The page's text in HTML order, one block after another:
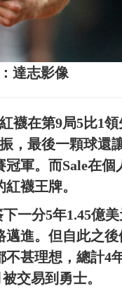
達志影像
襪在第9局5比1
，最後一顆球還
軍。而Sale在個
襪王牌。
一分5年1.45億
進。但自此之
甚理想，總計4
交易到勇士。